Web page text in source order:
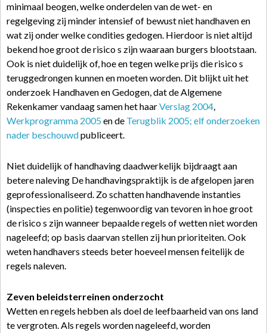
minimaal beogen, welke onderdelen van de wet- en
regelgeving zij minder intensief of bewust niet handhaven en
wat zij onder welke condities gedogen. Hierdoor is niet altijd
bekend hoe groot de risico s zijn waaraan burgers blootstaan.
Ook is niet duidelijk of, hoe en tegen welke prijs die risico s
teruggedrongen kunnen en moeten worden. Dit blijkt uit het
onderzoek Handhaven en Gedogen, dat de Algemene
Rekenkamer vandaag samen het haarVerslag 2004,
Werkprogramma 2005en de Terugblik 2005; elf onderzoeken
nader beschouwdpubliceert.
Niet duidelijk of handhaving daadwerkelijk bijdraagt aan
betere naleving De handhavingspraktijk is de afgelopen jaren
geprofessionaliseerd. Zo schatten handhavende instanties
(inspecties en politie) tegenwoordig van tevoren in hoe groot
de risico s zijn wanneer bepaalde regels of wetten niet worden
nageleefd; op basis daarvan stellen zij hun prioriteiten. Ook
weten handhavers steeds beter hoeveel mensen feitelijk de
regels naleven.
Zeven beleidsterreinen onderzocht
Wetten en regels hebben als doel de leefbaarheid van ons land
te vergroten. Als regels worden nageleefd, worden